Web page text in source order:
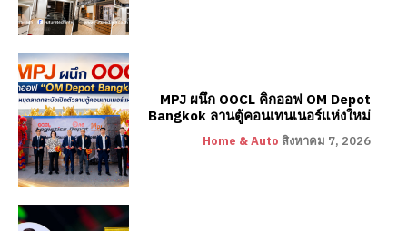
MPJ ผนึก OOCL คิกออฟ OM Depot
Bangkok ลานตู้คอนเทนเนอร์แห่งใหม่
Home & Auto สิงหาคม 7, 2026